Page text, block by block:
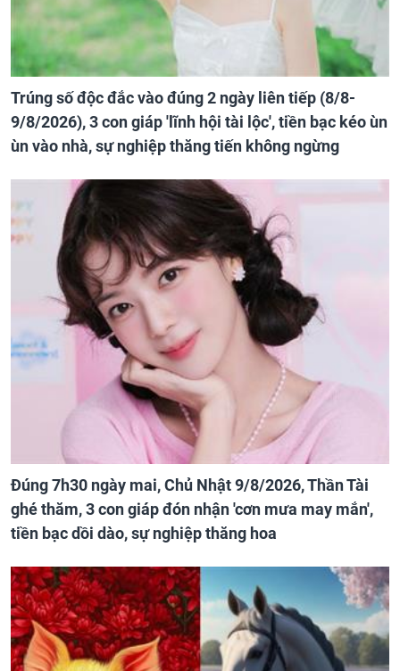
Trúng số độc đắc vào đúng 2 ngày liên tiếp (8/8-
9/8/2026), 3 con giáp 'lĩnh hội tài lộc', tiền bạc kéo ùn
ùn vào nhà, sự nghiệp thăng tiến không ngừng
Đúng 7h30 ngày mai, Chủ Nhật 9/8/2026, Thần Tài
ghé thăm, 3 con giáp đón nhận 'cơn mưa may mắn',
tiền bạc dồi dào, sự nghiệp thăng hoa